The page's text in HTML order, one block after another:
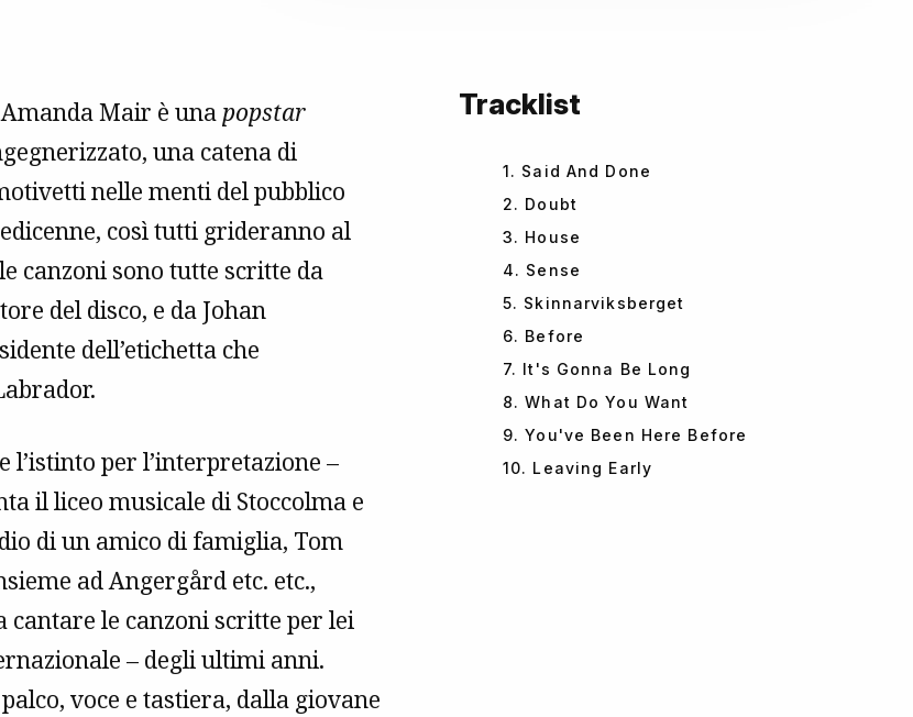
Mair è una popstar
una catena di
nelle menti del pubblico
così tutti grideranno al
canzoni sono tutte scritte da
del disco, e da Johan
dell’etichetta che
per l’interpretazione –
il liceo musicale di Stoccolma e
di un amico di famiglia, Tom
ad Angergård etc. etc.,
le canzoni scritte per lei
– degli ultimi anni.
voce e tastiera, dalla giovane
Tracklist
1. Said And Done
2. Doubt
3. House
4. Sense
5. Skinnarviksberget
6. Before
7. It's Gonna Be Long
8. What Do You Want
9. You've Been Here Before
10. Leaving Early